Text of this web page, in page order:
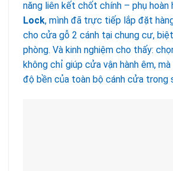
năng liên kết chốt chính – phụ hoàn
Lock, mình đã trực tiếp lắp đặt
cho cửa gỗ 2 cánh tại chung cư,
phòng. Và kinh nghiệm cho thấy:
không chỉ giúp cửa vận hành êm,
độ bền của toàn bộ cánh cửa trong